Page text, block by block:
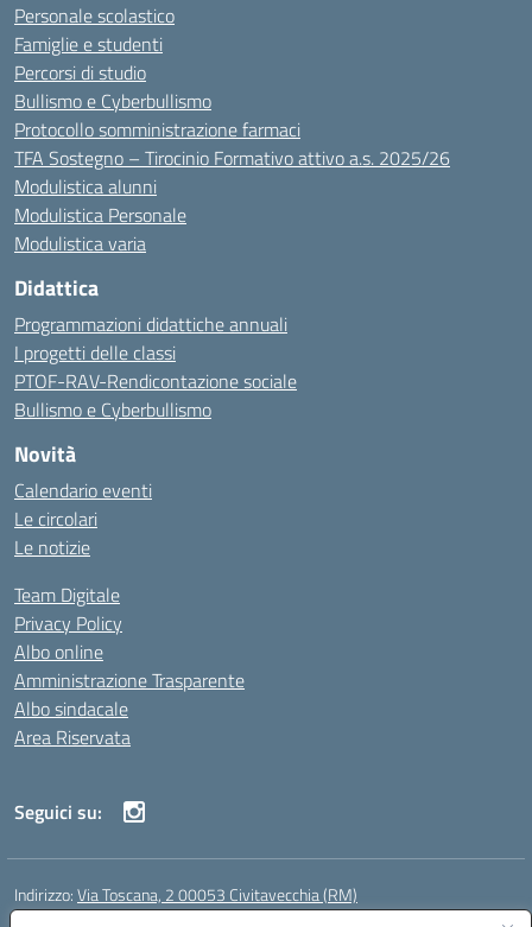
Personale scolastico
Famiglie e studenti
Percorsi di studio
Bullismo e Cyberbullismo
Protocollo somministrazione farmaci
TFA Sostegno – Tirocinio Formativo attivo a.s. 2025/26
Modulistica alunni
Modulistica Personale
Modulistica varia
Didattica
Programmazioni didattiche annuali
I progetti delle classi
PTOF-RAV-Rendicontazione sociale
Bullismo e Cyberbullismo
Novità
Calendario eventi
Le circolari
Le notizie
Team Digitale
Privacy Policy
Albo online
Amministrazione Trasparente
Albo sindacale
Area Riservata
Seguici su:
Indirizzo:Via Toscana, 2 00053 Civitavecchia (RM)
Centralino: